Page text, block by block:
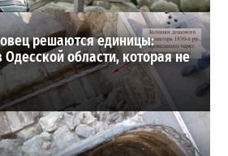
решаются единицы:
Одесской области, которая не